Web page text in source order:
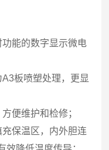
能的数字显示微电
板喷塑处理，更显
便维护和检修；
保温区，内外胆连